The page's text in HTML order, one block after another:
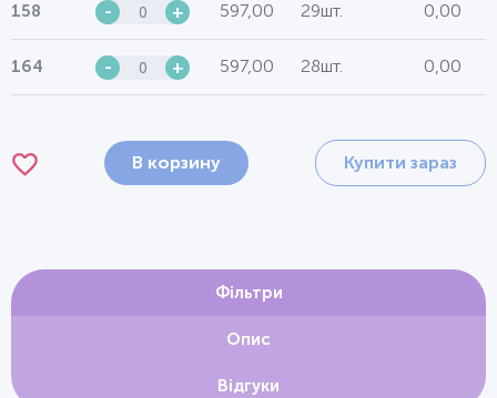
158 - + 597,00 29шт. 0,00
164 - + 597,00 28шт. 0,00
В корзину Купити зараз
Фільтри
Опис
Відгуки